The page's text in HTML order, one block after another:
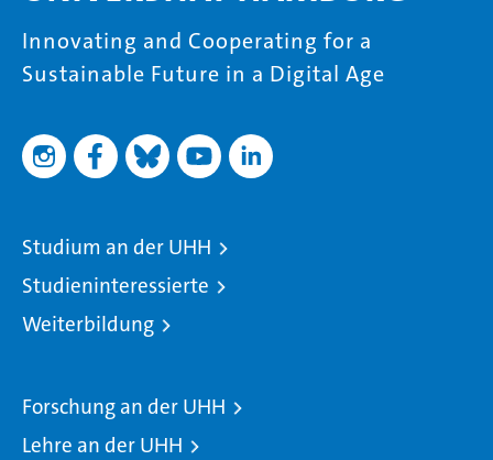
Innovating and Cooperating for a
Sustainable Future in a Digital Age
Studium an der UHH
Studieninteressierte
Weiterbildung
Forschung an der UHH
Lehre an der UHH